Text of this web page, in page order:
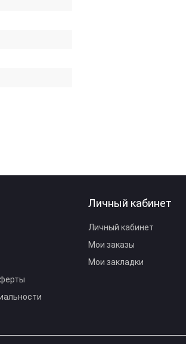
Личный кабинет
Личный кабинет
Мои заказы
Мои закладки